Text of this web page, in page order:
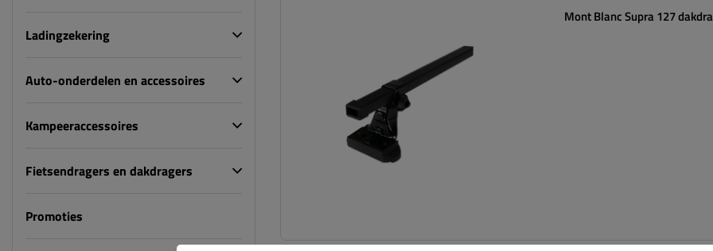
Ladingzekering
Auto-onderdelen en accessoires
Kampeeraccessoires
Fietsendragers en dakdragers
Promoties
Mont Blanc Supra 127